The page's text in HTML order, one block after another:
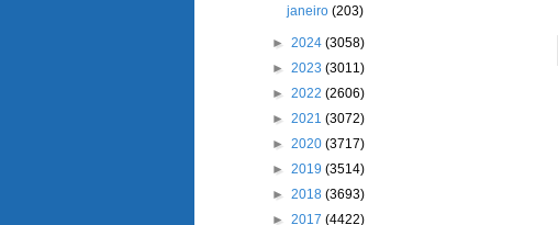
janeiro(203)
► 2024 (3058)
► 2023 (3011)
► 2022 (2606)
► 2021 (3072)
► 2020 (3717)
► 2019 (3514)
► 2018 (3693)
► 2017 (4422)